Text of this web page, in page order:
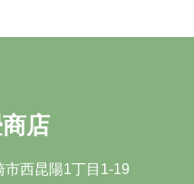
店
⻄昆陽1丁⽬1-19